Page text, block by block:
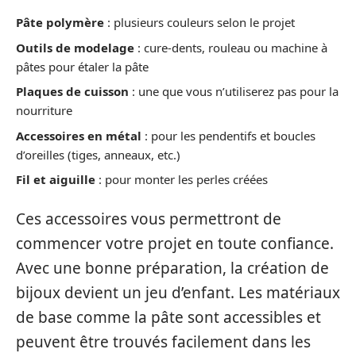
Pâte polymère : plusieurs couleurs selon le projet
Outils de modelage : cure-dents, rouleau ou machine à
pâtes pour étaler la pâte
Plaques de cuisson : une que vous n’utiliserez pas pour la
nourriture
Accessoires en métal : pour les pendentifs et boucles
d’oreilles (tiges, anneaux, etc.)
Fil et aiguille : pour monter les perles créées
Ces accessoires vous permettront de
commencer votre projet en toute confiance.
Avec une bonne préparation, la création de
bijoux devient un jeu d’enfant. Les matériaux
de base comme la pâte sont accessibles et
peuvent être trouvés facilement dans les